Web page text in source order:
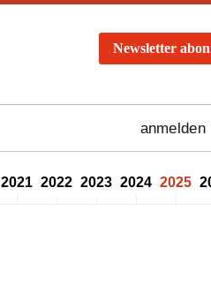
Newsletter
anmelden
2021 2022 2023 2024 2025